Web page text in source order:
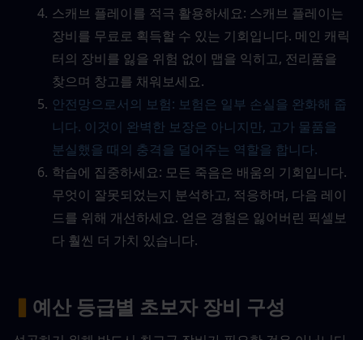
스캐브 플레이를 적극 활용하세요: 스캐브 플레이는
장비를 무료로 획득할 수 있는 기회입니다. 메인 캐릭
터의 장비를 잃을 위험 없이 맵을 익히고, 전리품을
찾으며 창고를 채워보세요.
안전망으로서의 보험: 보험은 일부 손실을 완화해 줍
니다. 이것이 완벽한 보장은 아니지만, 고가 물품을
분실했을 때의 충격을 덜어주는 역할을 합니다.
학습에 집중하세요: 모든 죽음은 배움의 기회입니다.
무엇이 잘못되었는지 분석하고, 적응하며, 다음 레이
드를 위해 개선하세요. 얻은 경험은 잃어버린 픽셀보
다 훨씬 더 가치 있습니다.
▍ 예산 등급별 초보자 장비 구성